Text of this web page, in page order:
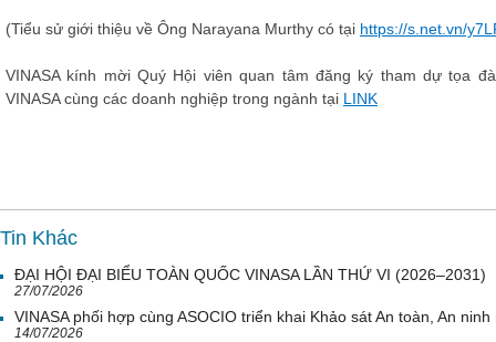
(Tiểu sử giới thiệu về Ông Narayana Murthy có tại https://s.net.vn/
VINASA kính mời Quý Hội viên quan tâm đăng ký tham dự tọa
VINASA cùng các doanh nghiệp trong ngành tại LINK
Tin Khác
ĐẠI HỘI ĐẠI BIỂU TOÀN QUỐC VINASA LẦN THỨ VI (2026–2031)
27/07/2026
VINASA phối hợp cùng ASOCIO triển khai Khảo sát An toàn, An
14/07/2026